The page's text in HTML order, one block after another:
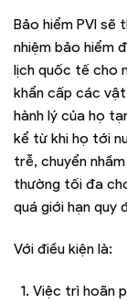
Bảo hiểm PVI
nhiệm bảo hiểm
lịch quốc tế cho
khẩn cấp các
hành lý của họ
kể từ khi họ tới
trễ, chuyển
thường tối đa
quá giới hạn quy
Với điều kiện là:
Việc trì hoãn